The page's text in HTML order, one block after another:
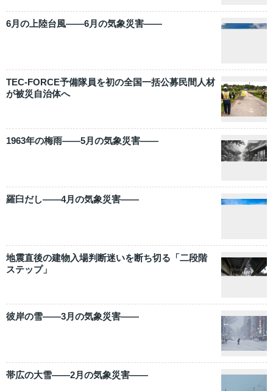
6月の上陸台風――6月の気象災害――
TEC-FORCE予備隊員を初の全国一括公募民間人材
が被災自治体へ
1963年の梅雨――5月の気象災害――
羅臼だし――4月の気象災害――
地震直後の建物入場判断迷いを断ち切る「二段階
ステップ」
彼岸の雪――3月の気象災害――
帯広の大雪――2月の気象災害――